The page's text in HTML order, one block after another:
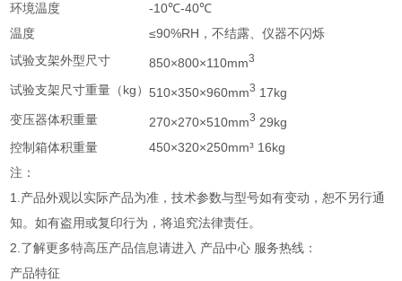
环境温度
-10℃-40℃
温度
≤90%RH，不结露、仪器不闪烁
试验支架外型尺寸
850×800×110mm3
试验支架尺寸重量（kg） 510×350×960mm3 17kg
变压器体积重量
270×270×510mm3 29kg
控制箱体积重量
450×320×250mm³ 16kg
注：
1.产品外观以实际产品为准，技术参数与型号如有变动，恕不另行通
知。如有盗用或复印行为，将追究法律责任。
2.了解更多特高压产品信息请进入 产品中心 服务热线：
产品特征